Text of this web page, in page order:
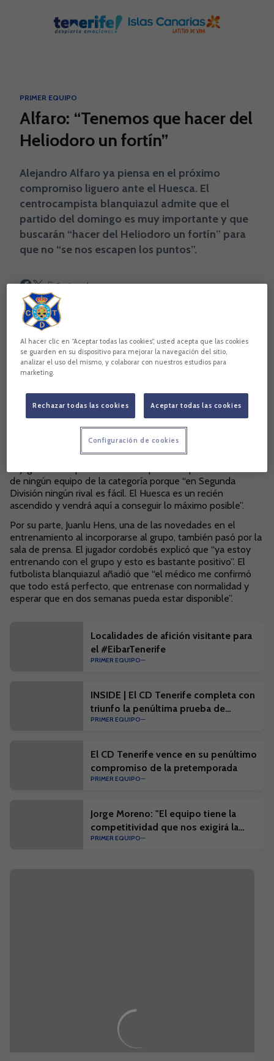
PRIMER EQUIPO
Alfaro: “Tenemos que hacer del
Heliodoro un fortín”
Alejandro Alfaro ya piensa en el próximo
compromiso liguero ante el Huesca. El
centrocampista blanquiazul admite que el
partido del domingo es muy importante y que
buscarán “hacer del Heliodoro un fortín” para
que no “se nos escapen los puntos”.
Copiar enlace
de ningún equipo de la categoría porque “en Segunda
División ningún rival es fácil. El Huesca es un recién
ascendido y vendrá aquí a conseguir lo máximo posible”.
Por su parte, Juanlu Hens, una de las novedades en el
entrenamiento al incorporarse al grupo, también pasó por la
sala de prensa. El jugador cordobés explicó que “ya estoy
entrenando con el grupo y esto es bastante positivo”. El
futbolista blanquiazul añadió que “el médico me confirmó
que todo está perfecto, que entrenase con normalidad y
esperar que en dos semanas pueda estar disponible”.
Localidades de afición visitante para
el #EibarTenerife
PRIMER EQUIPO
INSIDE | El CD Tenerife completa con
triunfo la penúltima prueba de
pretemporada
PRIMER EQUIPO
El CD Tenerife vence en su penúltimo
compromiso de la pretemporada
PRIMER EQUIPO
Jorge Moreno: "El equipo tiene la
competitividad que nos exigirá la
competición"
PRIMER EQUIPO
Al hacer clic en “Aceptar todas las cookies”, usted acepta que las cookies
se guarden en su dispositivo para mejorar la navegación del sitio,
analizar el uso del mismo, y colaborar con nuestros estudios para
marketing.
Rechazar todas las cookies Aceptar todas las cookies
Configuración de cookies